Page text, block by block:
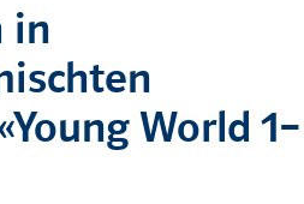
in
World 1–